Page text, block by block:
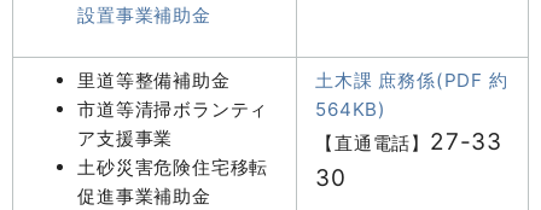
設置事業補助金
里道等整備補助金
市道等清掃ボランティ
ア支援事業
土砂災害危険住宅移転
促進事業補助金
土木課 庶務係(PDF 約
564KB)
【直通電話】 27-33
30